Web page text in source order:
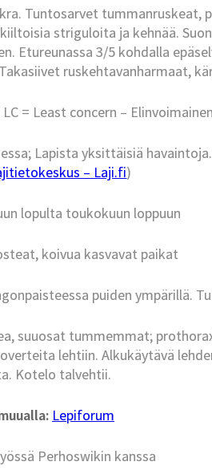
Tuntosarvet tummanruskeat,
striguloita ja kehnää.
Etureunassa 3/5 kohdalla
ruskehtavanharmaat,
LC = Least concern – Elinvoimainen
Lapista yksittäisiä
– Laji.fi)
lopulta toukokuun loppuun
koivua kasvavat paikat
puiden ympärillä.
suuosat tummemmat;
lehtiin. Alkukäytävä
Kotelo talvehtii.
Lepiforum
Perhoswikin kanssa